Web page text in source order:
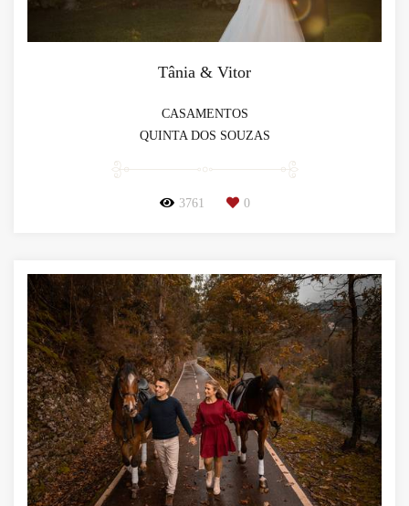
Tânia & Vitor
CASAMENTOS
QUINTA DOS SOUZAS
3761 0